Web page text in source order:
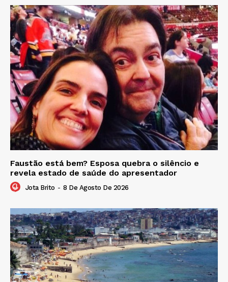
Faustão está bem? Esposa quebra o silêncio e
revela estado de saúde do apresentador
Jota Brito - 8 De Agosto De 2026